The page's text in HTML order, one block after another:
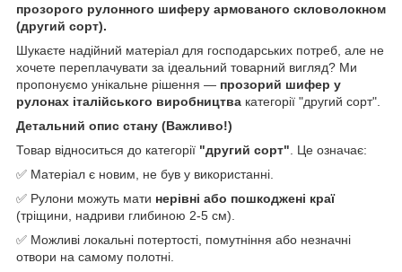
прозорого рулонного шиферу армованого скловолокном
(другий сорт).
Шукаєте надійний матеріал для господарських потреб, але не
хочете переплачувати за ідеальний товарний вигляд? Ми
пропонуємо унікальне рішення — прозорий шифер у
рулонах італійського виробництва категорії "другий сорт".
Детальний опис стану (Важливо!)
Товар відноситься до категорії "другий сорт" . Це означає:
✅ Матеріал є новим, не був у використанні.
✅ Рулони можуть мати нерівні або пошкоджені краї
(тріщини, надриви глибиною 2-5 см).
✅ Можливі локальні потертості, помутніння або незначні
отвори на самому полотні.